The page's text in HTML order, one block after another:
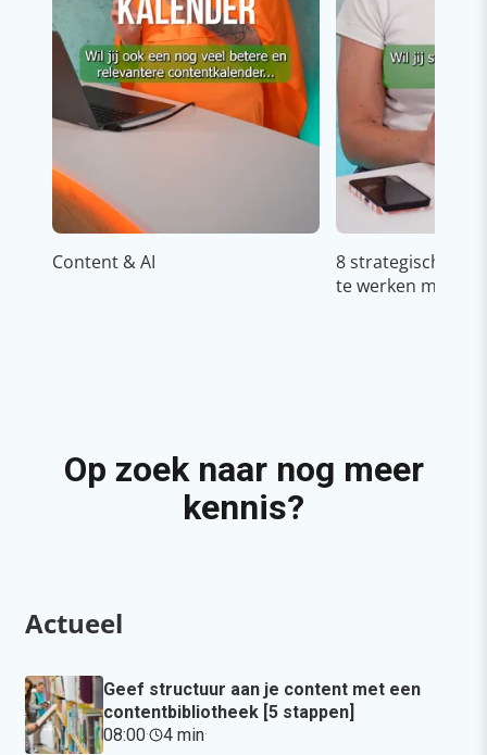
Content & AI
8 strategische
te werken met
Op zoek naar nog meer
kennis?
Actueel
Geef structuur aan je content met een
contentbibliotheek [5 stappen]
08:00· 4 min·